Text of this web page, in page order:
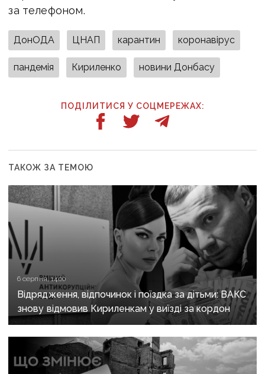
за телефоном.
ДонОДА ЦНАП карантин коронавірус
пандемія Кириленко новини Донбасу
ПОДІЛИТИСЯ У СОЦМЕРЕЖАХ:
ТАКОЖ ЗА ТЕМОЮ
6 серпня, 14:00
Відрядження, відпочинок і поїздка за дітьми: ВАКС
знову відмовив Кириленкам у виїзді за кордон